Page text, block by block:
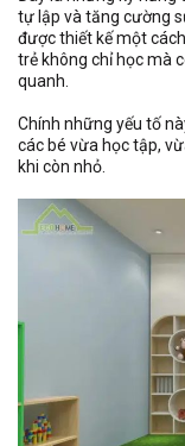
tự lập và tăng cường
được thiết kế một
trẻ không chỉ học mà
quanh.
Chính những yếu tố
các bé vừa học tập,
khi còn nhỏ.